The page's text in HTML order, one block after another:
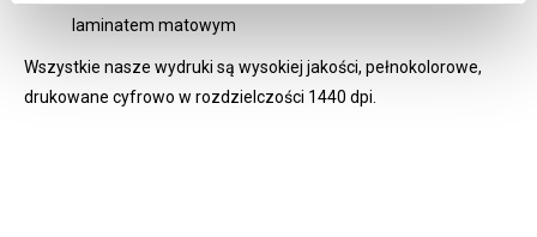
laminatem matowym
Wszystkie nasze wydruki są wysokiej jakości, pełnokolorowe,
drukowane cyfrowo w rozdzielczości 1440 dpi.